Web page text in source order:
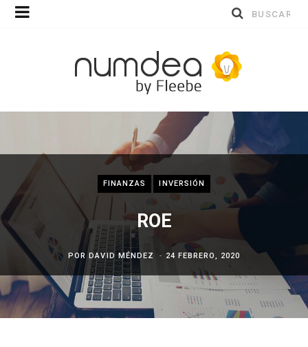
Buscar
FINANZAS INVERSIÓN
ROE
PORDAVID MÉNDEZ 24 FEBRERO, 2020